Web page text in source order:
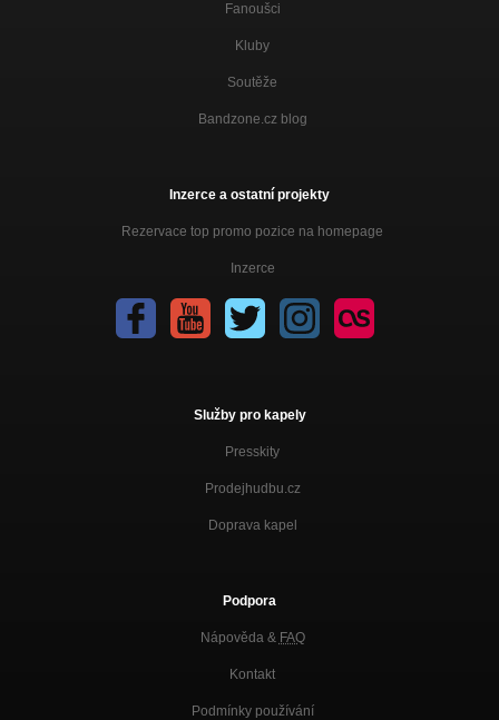
Fanoušci
Kluby
Soutěže
Bandzone.cz blog
Inzerce a ostatní projekty
Rezervace top promo pozice na homepage
Inzerce
Služby pro kapely
Presskity
Prodejhudbu.cz
Doprava kapel
Podpora
Nápověda & FAQ
Kontakt
Podmínky používání